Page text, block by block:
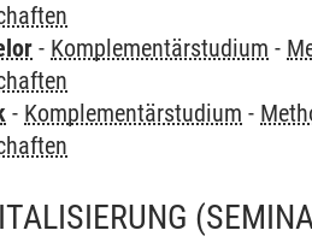
- Komplementärstudium -
- Komplementärstudium -